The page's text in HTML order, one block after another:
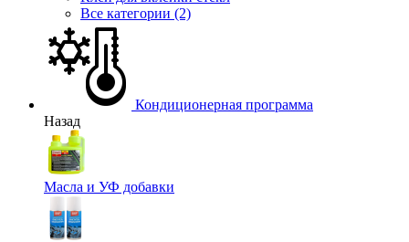
Все категории (2)
Кондиционерная программа
Назад
Масла и УФ добавки